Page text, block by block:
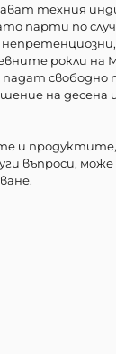
техния
парти по
рокли на
падат
на
и
въпроси, може